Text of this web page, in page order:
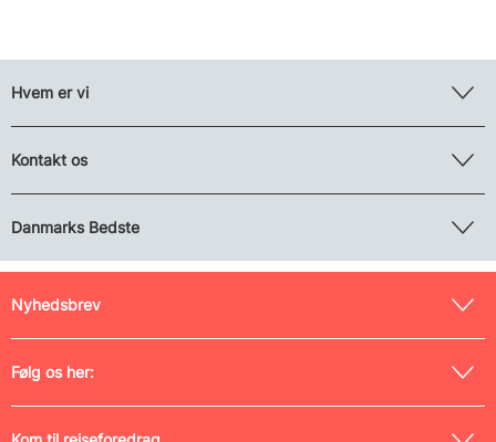
Hvem er vi
Kontakt os
Danmarks Bedste
Nyhedsbrev
Følg os her: